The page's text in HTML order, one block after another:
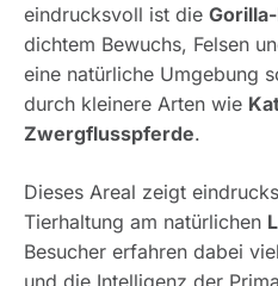
eindrucksvoll ist die
dichtem Bewuchs, Felsen
eine natürliche Umgebung
durch kleinere Arten wie
Zwergflusspferde.
Dieses Areal zeigt
Tierhaltung am natürlichen
Besucher erfahren dabei
und die Intelligenz der